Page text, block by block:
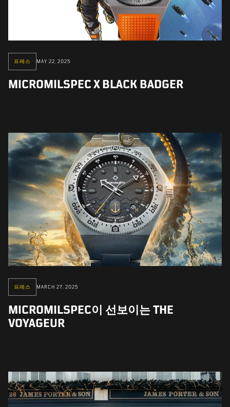
프레스 MAY 22, 2025
MICROMILSPEC X BLACK BADGER
프레스 MARCH 27, 2025
MICROMILSPEC이 선보이는 THE
VOYAGEUR